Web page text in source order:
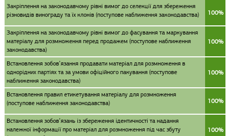
Закріплення на законодавчому рівні вимог до селекції для збереження
різновидів винограду та їх клонів (поступове наближення законодавства)
100%
Закріплення на законодавчому рівні вимог до фасування та маркування
матеріалу для розмноження перед продажем (поступове наближення
законодавства)
100%
Встановлення зобов’язання продавати матеріал для розмноження в
однорідних партіях та за умови офіційного пакування (поступове
наближення законодавства)
100%
Встановлення правил етикетування матеріалу для розмноження
(поступове наближення законодавства)
100%
Встановлення зобов’язань із збереження ідентичності та надання
належної інформації про матеріал для розмноження під час збуту
100%